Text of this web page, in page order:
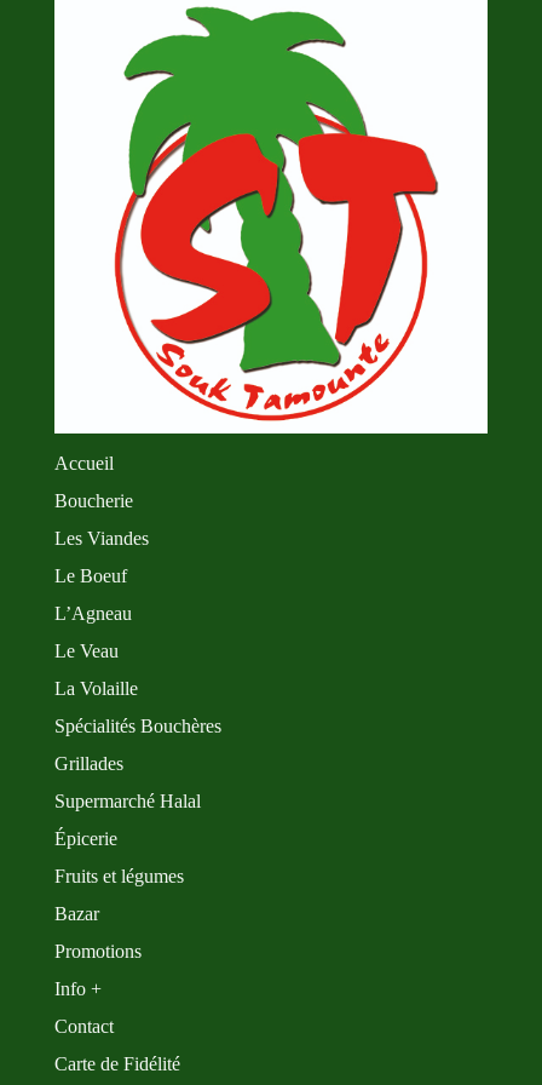
Accueil
Boucherie
Les Viandes
Le Boeuf
L’Agneau
Le Veau
La Volaille
Spécialités Bouchères
Grillades
Supermarché Halal
Épicerie
Fruits et légumes
Bazar
Promotions
Info +
Contact
Carte de Fidélité